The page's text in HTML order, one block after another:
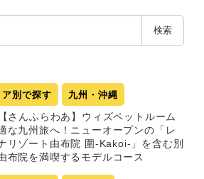
検索
ア別で探す 九州・沖縄
【さんふらわあ】ウィズペットルーム
な九州旅へ！ニューオープンの「レ
リゾート由布院 圍-Kakoi-」を含む別
布院を満喫するモデルコース